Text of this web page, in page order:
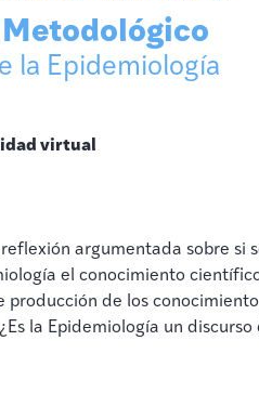
la Epidemiología
virtual
argumentada sobre si
el conocimiento
de los
la Epidemiología un